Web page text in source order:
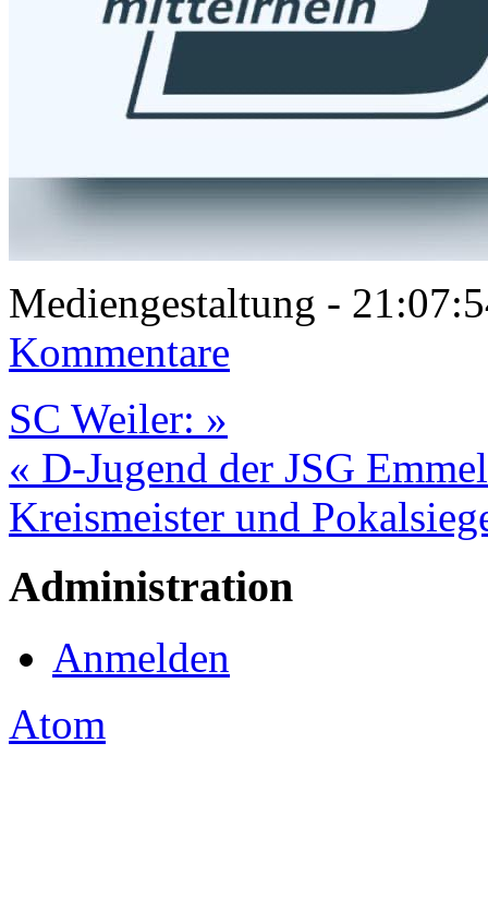
Mediengestaltung -
Kommentare
SC Weiler: »
« D-Jugend der JSG
Kreismeister und
Administration
Anmelden
Atom